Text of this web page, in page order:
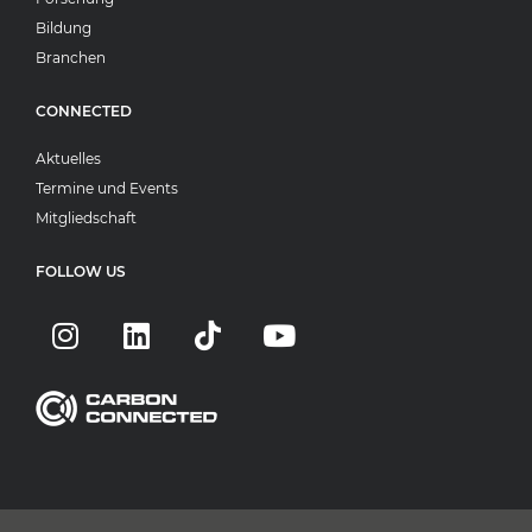
Bildung
Branchen
CONNECTED
Aktuelles
Termine und Events
Mitgliedschaft
FOLLOW US